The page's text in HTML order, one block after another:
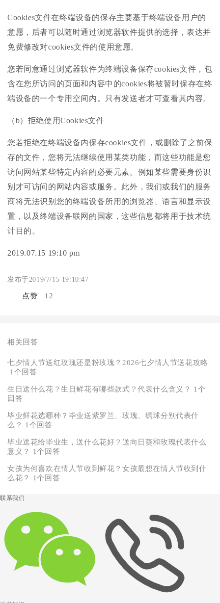
Cookies文件在终端设备的保存主要基于终端设备用户的
意愿，后者可以随时通过浏览器软件提供的选择，表达并
免费修改对cookies文件的使用意愿。
您若同意通过浏览器软件为终端设备保存cookies文件，包
含在您所访问的页面和内容中的cookies将被暂时保存在终
端设备的一个专用空间内。只有发送者才可查看其内容。
（b）拒绝使用Cookies文件
您若拒绝在终端设备内保存cookies文件，或删除了之前保
存的文件，您将无法继续使用某类功能，而这些功能是您
访问网站某些特定内容的必要元素。例如某些需要身份识
别才可访问的网站内容或服务。此外，我们或我们的服务
商将无法识别您的终端设备所用的浏览器、语言和显示设
置，以及终端设备联网的国家，这些信息都将用于技术统
计目的。
2019.07.15 19:10 pm
发布于2019/7/15 19:10:47
点赞 12
相关回答
七夕情人节送红玫瑰还是粉玫瑰？2026七夕情人节送花攻略
1个回答
生日送什么花？生日鲜花有哪些款式？代表什么含义？
1个
回答
毕业鲜花选哪种？毕业送紫罗兰、玫瑰、绣球分别代表什
么？
1个回答
毕业送花给毕业生，送什么花好？送向日葵和玫瑰代表什么
意义？
1个回答
女孩为何喜欢在情人节收到鲜花？女孩最想在情人节收到什
么花？
1个回答
联系我们